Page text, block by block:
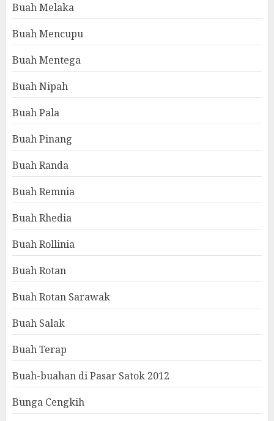
Buah Melaka
Buah Mencupu
Buah Mentega
Buah Nipah
Buah Pala
Buah Pinang
Buah Randa
Buah Remnia
Buah Rhedia
Buah Rollinia
Buah Rotan
Buah Rotan Sarawak
Buah Salak
Buah Terap
Buah-buahan di Pasar Satok 2012
Bunga Cengkih